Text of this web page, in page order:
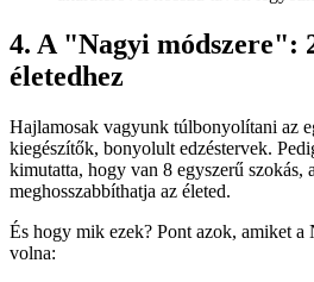
4. A "Nagyi módszere":
életedhez
Hajlamosak vagyunk túlbonyolítani az
kiegészítők, bonyolult edzéstervek.
kimutatta, hogy van 8 egyszerű szokás,
meghosszabbíthatja az életed.
És hogy mik ezek? Pont azok, amiket a
volna: